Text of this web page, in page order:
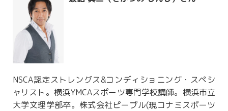
NSCA認定ストレングス&コンディショニング・スペシ
ャリスト。横浜YMCAスポーツ専門学校講師。横浜市立
大学文理学部卒。株式会社ピープル(現コナミスポーツ